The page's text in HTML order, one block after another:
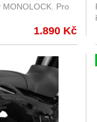
Pro
1.890 Kč